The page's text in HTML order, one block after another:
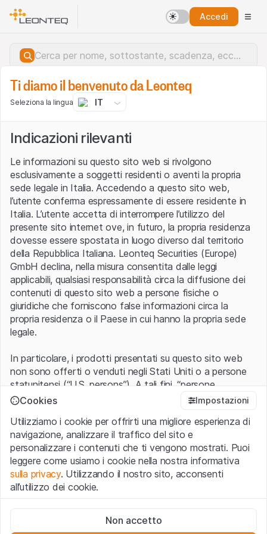
Accedi
Errore del server.
Ti diamo il benvenuto da Leonteq
Seleziona la lingua IT
Indicazioni rilevanti
Le informazioni su questo sito web si rivolgono
esclusivamente a soggetti residenti o aventi la propria
sede legale in Italia. Accedendo a questo sito web,
l’utente conferma espressamente di essere residente in
Italia. L’utente accetta di interrompere l’utilizzo del
presente sito internet ove, in futuro, la propria residenza
dovesse essere spostata in luogo diverso dal territorio
della Repubblica Italiana. Leonteq Securities (Europe)
GmbH declina, nella misura consentita dalle leggi
applicabili, qualsiasi responsabilità circa la diffusione dei
contenuti di questo sito web a persone fisiche o
giuridiche che forniscono false informazioni circa la
propria residenza o il Paese in cui hanno la propria sede
legale.
In particolare, i prodotti presentati su questo sito web
non sono offerti o venduti negli Stati Uniti o a persone
statunitensi (“U.S. persons”). A tali fini, “persone
statunitensi” vanno intese nel significato ad esse ascritto
1933 che include le persone residenti negli Stati Uniti
d’America, le società per azioni e le altre forme societarie
americane.
Condizioni di utilizzo e informazioni legali
Con l’accesso al sito web (di seguito, il “Sito”) si dichiara
avvertenze importanti e le condizioni di utilizzo ivi rese
Cookies Impostazioni
Utilizziamo i cookie per offrirti una migliore esperienza di
navigazione, analizzare il traffico del sito e
personalizzare i contenuti che ti vengono mostrati. Puoi
leggere come usiamo i cookie nella nostra informativa
sulla privacy. Utilizzando il nostro sito, acconsenti
all’utilizzo dei cookie.
Questi cookie sono necessari per il funzionamento del sito
Non accetto